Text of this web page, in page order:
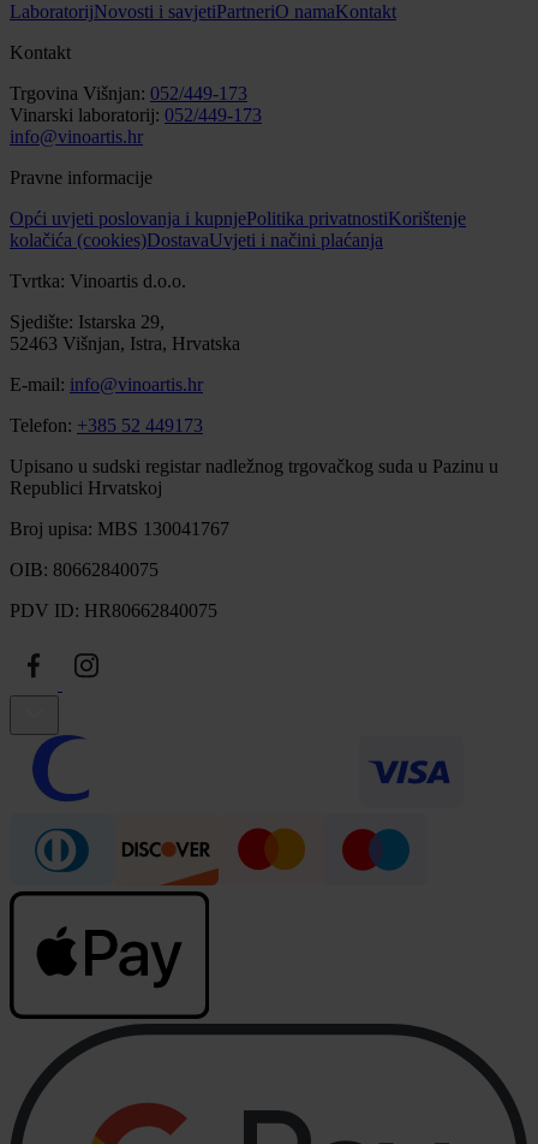
LaboratorijNovosti i savjetiPartneriO namaKontakt
Kontakt
Trgovina Višnjan: 052/449-173
Vinarski laboratorij: 052/449-173
info@vinoartis.hr
Pravne informacije
Opći uvjeti poslovanja i kupnjePolitika privatnostiKorištenje
kolačića (cookies)DostavaUvjeti i načini plaćanja
Tvrtka: Vinoartis d.o.o.
Sjedište: Istarska 29,
52463 Višnjan, Istra, Hrvatska
E-mail: info@vinoartis.hr
Telefon: +385 52 449173
Upisano u sudski registar nadležnog trgovačkog suda u Pazinu u
Republici Hrvatskoj
Broj upisa: MBS 130041767
OIB: 80662840075
PDV ID: HR80662840075